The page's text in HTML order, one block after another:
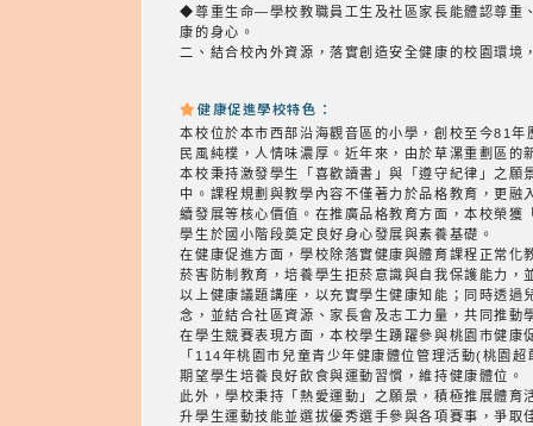
◆尊重生命—學校教職員工生及社區家長能體認尊重
康的身心。
二、結合校內外資源，落實創造安全健康的校園環
健康促進學校特色：
本校位於本市西部沿海觀音區的小學，創校至今81
民風純樸，人情味濃厚。近年來，由於草漯重劃區
本校秉持激發學生「喜歡讀書」與「遵守紀律」之
中。課程規劃與教學內容不僅著力於品格教育，更
續發展等核心價值。在推廣品格教育方面，本校榮
學生於國小階段奠定良好身心發展與素養基礎。
在健康促進方面，學校除落實健康與體育課程正常
菸害防制教育，培養學生拒菸意識與自我保護能力
以上健康議題講座，以充實學生健康知能；同時透
念，並結合社區資源、家長會及志工力量，共同推動
在學生競賽表現方面，本校學生踴躍參與桃園市健
「114年桃園市兒童青少年健康體位管理活動(桃園
期望學生培養良好飲食與運動習慣，維持健康體位。
此外，學校秉持「熱愛運動」之願景，積極推展體
升學生運動技能並選拔優秀選手參與各項賽事，爭